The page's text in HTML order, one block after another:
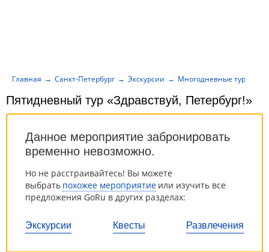
Данное мероприятие забронировать
временно невозможно.
Но не расстраивайтесь! Вы можете
выбрать похожее мероприятие или изучить все
предложения GoRu в других разделах:
Экскурсии Квесты Развлечения
Пятидневный тур «Здравствуй, Петербург!»
Главная Санкт-Петербург Экскурсии Многодневные туры